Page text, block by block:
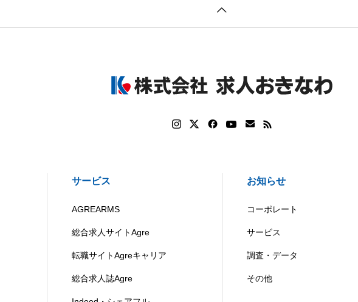
サービス
AGREARMS
総合求人サイトAgre
転職サイトAgreキャリア
総合求人誌Agre
お知らせ
コーポレート
サービス
調査・データ
その他